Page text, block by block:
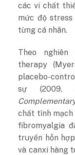
các vi chất
mức độ stress
từng cá nhân.
Theo nghiên
therapy
placebo-
sự (2009,
chất tĩnh mạch
fibromyalgia
truyền hỗn
và canxi hàng